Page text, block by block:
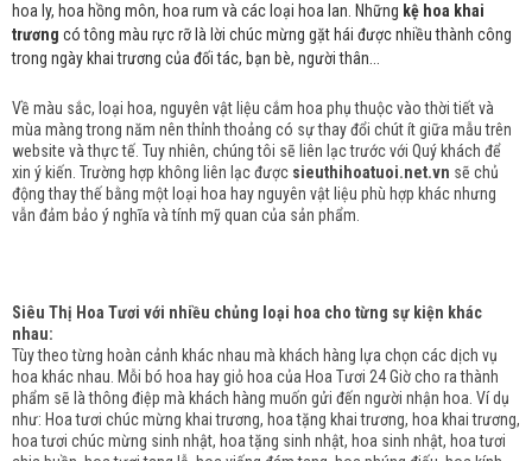
hoa ly, hoa hồng môn, hoa rum và các loại hoa lan. Những kệ hoa khai
trương có tông màu rực rỡ là lời chúc mừng gặt hái được nhiều thành công
trong ngày khai trương của đối tác, bạn bè, người thân...
Về màu sắc, loại hoa, nguyên vật liệu cắm hoa phụ thuộc vào thời tiết và
mùa màng trong năm nên thỉnh thoảng có sự thay đổi chút ít giữa mẫu trên
website và thực tế. Tuy nhiên, chúng tôi sẽ liên lạc trước với Quý khách để
xin ý kiến. Trường hợp không liên lạc được sieuthihoatuoi.net.vn sẽ chủ
động thay thế bằng một loại hoa hay nguyên vật liệu phù hợp khác nhưng
vẫn đảm bảo ý nghĩa và tính mỹ quan của sản phẩm.
Siêu Thị Hoa Tươi với nhiều chủng loại hoa cho từng sự kiện khác
nhau:
Tùy theo từng hoàn cảnh khác nhau mà khách hàng lựa chọn các dịch vụ
hoa khác nhau. Mỗi bó hoa hay giỏ hoa của Hoa Tươi 24 Giờ cho ra thành
phẩm sẽ là thông điệp mà khách hàng muốn gửi đến người nhận hoa. Ví dụ
như: Hoa tươi chúc mừng khai trương, hoa tặng khai trương, hoa khai trương,
hoa tươi chúc mừng sinh nhật, hoa tặng sinh nhật, hoa sinh nhật, hoa tươi